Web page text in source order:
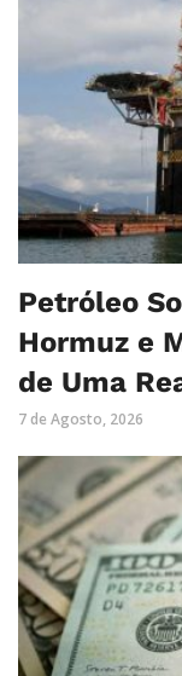
Petróleo
Hormuz e
de Uma
7 de Agosto, 2026